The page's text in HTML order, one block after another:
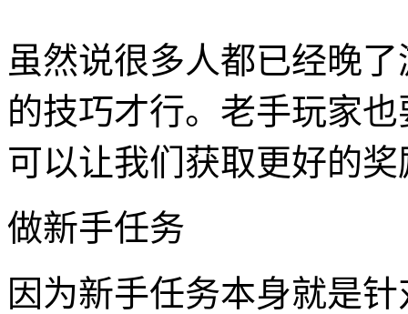
虽然说很多人都已经晚
的技巧才行。老手玩家
可以让我们获取更好的奖
做新手任务
因为新手任务本身就是